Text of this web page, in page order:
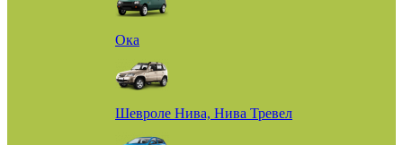
Ока
Шевроле Нива, Нива Тревел